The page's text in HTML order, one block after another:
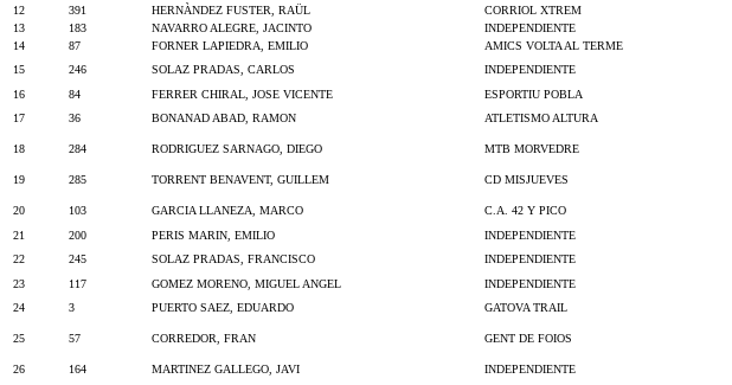
12
391 HERNÀNDEZ FUSTER, RAÜL CORRIOL XTREM
13
183 NAVARRO ALEGRE, JACINTO INDEPENDIENTE
14
87 FORNER LAPIEDRA, EMILIO AMICS VOLTA AL TERME
15
246 SOLAZ PRADAS, CARLOS INDEPENDIENTE
16
84 FERRER CHIRAL, JOSE VICENTE ESPORTIU POBLA
17
36 BONANAD ABAD, RAMON ATLETISMO ALTURA
18 284 RODRIGUEZ SARNAGO, DIEGO MTB MORVEDRE
19 285 TORRENT BENAVENT, GUILLEM CD MISJUEVES
20 103 GARCIA LLANEZA, MARCO C.A. 42 Y PICO
21
200 PERIS MARIN, EMILIO INDEPENDIENTE
22
245 SOLAZ PRADAS, FRANCISCO INDEPENDIENTE
23
117 GOMEZ MORENO, MIGUEL ANGEL INDEPENDIENTE
24
3 PUERTO SAEZ, EDUARDO GATOVA TRAIL
25 57 CORREDOR, FRAN GENT DE FOIOS
26 164 MARTINEZ GALLEGO, JAVI INDEPENDIENTE